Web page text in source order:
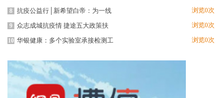
8 抗疫公益行│新希望白帝：为一线 浏览0次
9 众志成城抗疫情 捷途五大政策扶 浏览0次
10 华银健康：多个实验室承接检测工 浏览0次